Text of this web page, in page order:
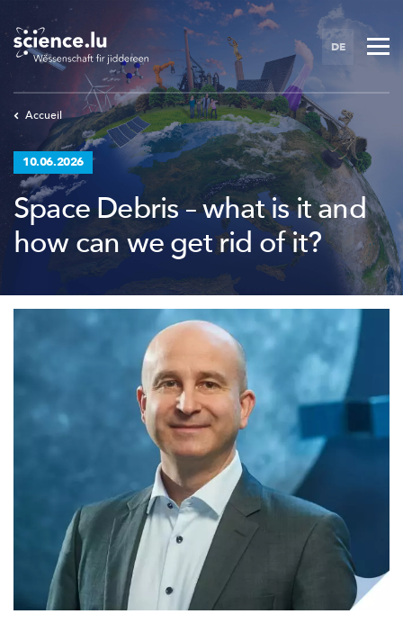
to
main
content
DE
Accueil
10.06.2026
Space Debris – what is it and
how can we get rid of it?